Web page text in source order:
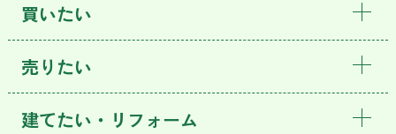
買いたい
売りたい
建てたい・リフォーム